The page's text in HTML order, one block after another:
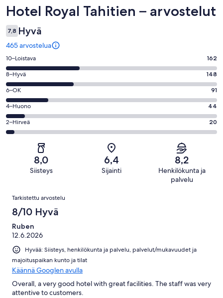
Arvostelut
Hotel Royal Tahitien – arvostelut
7,8 Hyvä
465 arvostelua
Arvosana
10
-
Loistava.
162
kautta
465
arvostelua
10–Loistava 162
Arvosana
8
-
Hyvä.
148
kautta
arvostelua
8–Hyvä 148
Arvosana
6
-
OK.
91
arvostelua
6–OK 91
Arvosana
4
-
4–Huono 44
Arvosana
2
arvostelua
2–Hirveä 20
8,0
Siisteys
6,4
Sijainti
8,2
Henkilökunta ja
palvelu
Arvostelut
Tarkistettu arvostelu
8/10 Hyvä
Ruben
12.6.2026
Hyvää: Siisteys, henkilökunta ja palvelu, palvelut/mukavuudet ja
majoituspaikan kunto ja tilat
Käännä Googlen avulla
Overall, a very good hotel with great facilities. The staff was very
attentive to customers.